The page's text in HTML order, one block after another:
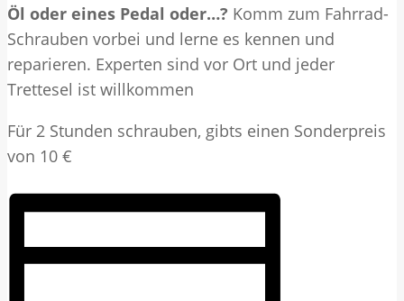
Öl oder eines Pedal oder…? Komm zum Fahrrad-
Schrauben vorbei und lerne es kennen und
reparieren. Experten sind vor Ort und jeder
Trettesel ist willkommen
Für 2 Stunden schrauben, gibts einen Sonderpreis
von 10 €